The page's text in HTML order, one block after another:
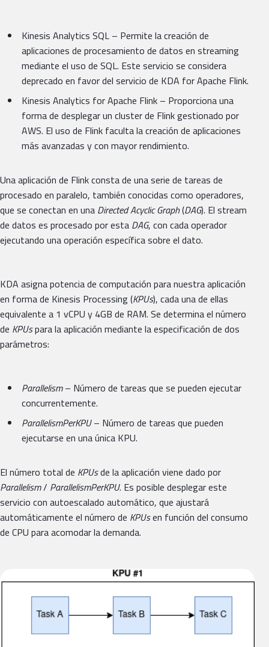
Kinesis Analytics SQL – Permite la creación de
aplicaciones de procesamiento de datos en streaming
mediante el uso de SQL. Este servicio se considera
deprecado en favor del servicio de KDA for Apache Flink.
Kinesis Analytics for Apache Flink – Proporciona una
forma de desplegar un cluster de Flink gestionado por
AWS. El uso de Flink faculta la creación de aplicaciones
más avanzadas y con mayor rendimiento.
Una aplicación de Flink consta de una serie de tareas de
procesado en paralelo, también conocidas como operadores,
que se conectan en una Directed Acyclic Graph(DAG). El stream
de datos es procesado por esta DAG, con cada operador
ejecutando una operación específica sobre el dato.
KDA asigna potencia de computación para nuestra aplicación
en forma de Kinesis Processing (KPUs), cada una de ellas
equivalente a 1 vCPU y 4GB de RAM. Se determina el número
de KPUspara la aplicación mediante la especificación de dos
parámetros:
Parallelism– Número de tareas que se pueden ejecutar
concurrentemente.
ParallelismPerKPU– Número de tareas que pueden
ejecutarse en una única KPU.
El número total de KPUsde la aplicación viene dado por
Parallelism/ ParallelismPerKPU. Es posible desplegar este
servicio con autoescalado automático, que ajustará
automáticamente el número de KPUsen función del consumo
de CPU para acomodar la demanda.